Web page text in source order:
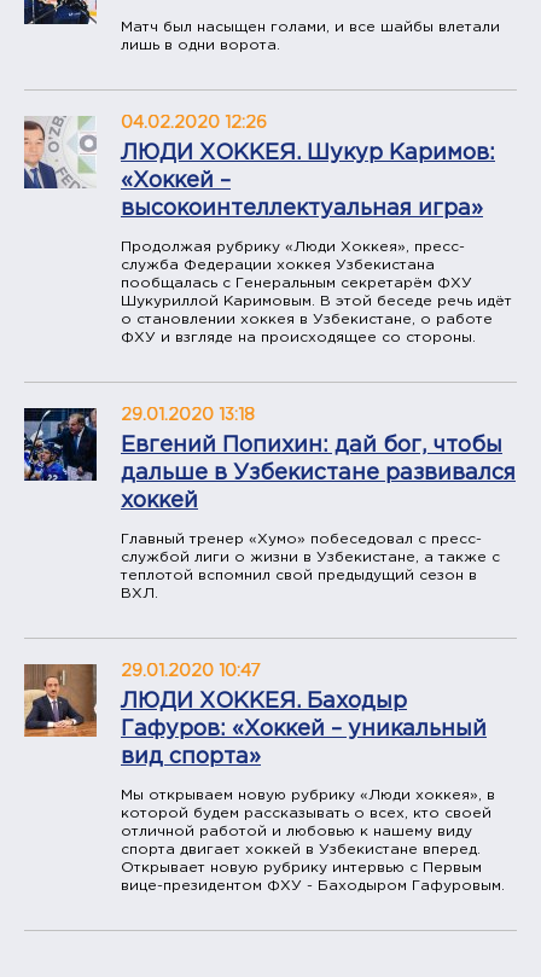
Матч был насыщен голами, и все шайбы влетали
лишь в одни ворота.
04.02.2020 12:26
ЛЮДИ ХОККЕЯ. Шукур Каримов:
«Хоккей –
высокоинтеллектуальная игра»
Продолжая рубрику «Люди Хоккея», пресс-
служба Федерации хоккея Узбекистана
пообщалась с Генеральным секретарём ФХУ
Шукуриллой Каримовым. В этой беседе речь идёт
о становлении хоккея в Узбекистане, о работе
ФХУ и взгляде на происходящее со стороны.
29.01.2020 13:18
Евгений Попихин: дай бог, чтобы
дальше в Узбекистане развивался
хоккей
Главный тренер «Хумо» побеседовал с пресс-
службой лиги о жизни в Узбекистане, а также с
теплотой вспомнил свой предыдущий сезон в
ВХЛ.
29.01.2020 10:47
ЛЮДИ ХОККЕЯ. Баходыр
Гафуров: «Хоккей – уникальный
вид спорта»
Мы открываем новую рубрику «Люди хоккея», в
которой будем рассказывать о всех, кто своей
отличной работой и любовью к нашему виду
спорта двигает хоккей в Узбекистане вперед.
Открывает новую рубрику интервью с Первым
вице-президентом ФХУ - Баходыром Гафуровым.